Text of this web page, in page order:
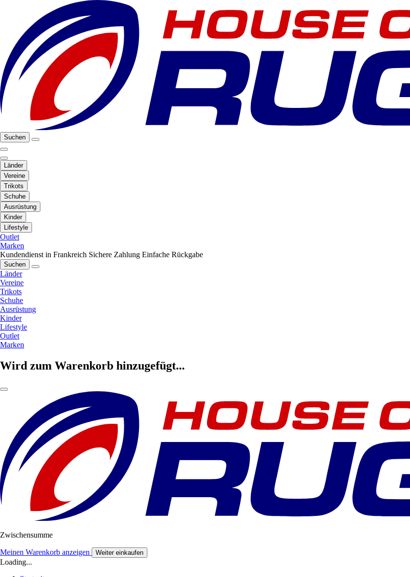
Suchen
Länder
Vereine
Trikots
Schuhe
Ausrüstung
Kinder
Lifestyle
Outlet
Marken
Kundendienst in Frankreich Sichere Zahlung Einfache Rückgabe
Suchen
Länder
Vereine
Trikots
Schuhe
Ausrüstung
Kinder
Lifestyle
Outlet
Marken
Wird zum Warenkorb hinzugefügt...
Zwischensumme
Meinen Warenkorb anzeigen Weiter einkaufen
Loading...